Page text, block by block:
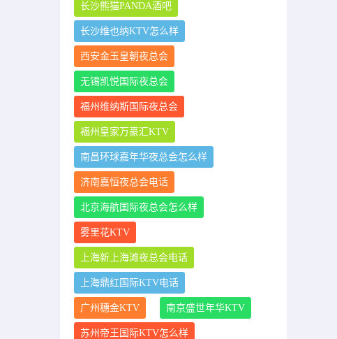
长沙熊猫PANDA酒吧
长沙维也纳KTV怎么样
西安金玉皇朝夜总会
无锡凯悦国际夜总会
福州维纳斯国际夜总会
福州皇家万豪汇KTV
南昌环球嘉年华夜总会怎么样
济南嘉恒夜总会电话
北京海航国际夜总会怎么样
雾里花KTV
上海新上海滩夜总会电话
上海鼎红国际KTV电话
广州穗金KTV 南京盛世年华KTV
苏州帝王国际KTV怎么样